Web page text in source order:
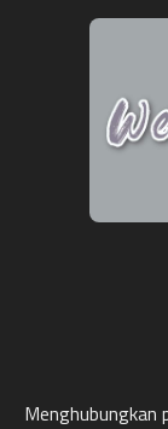
Menghubungkan